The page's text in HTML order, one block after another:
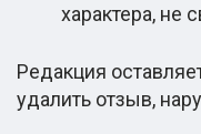
характера, не
Редакция
удалить отзыв,